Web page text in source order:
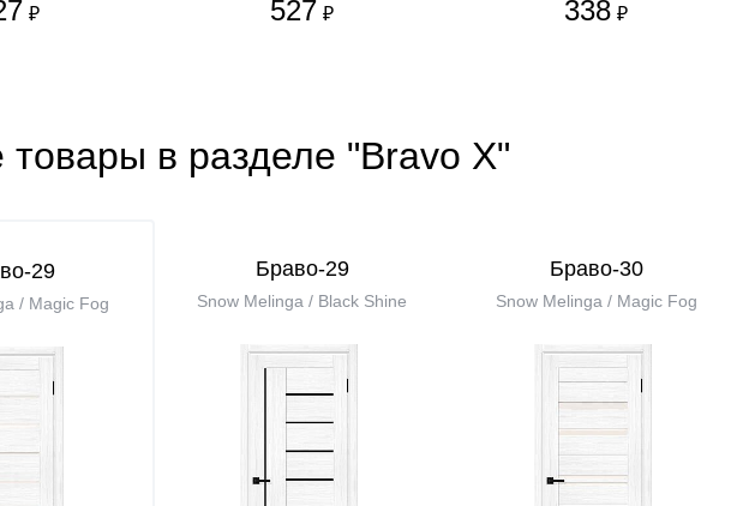
₽ 527 ₽ 338 ₽
товары в разделе "Bravo X"
29
/ Magic Fog
Браво-29
Snow Melinga / Black Shine
Браво-30
Snow Melinga / Magic Fog